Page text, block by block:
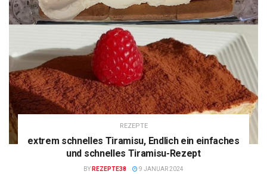
REZEPTE
extrem schnelles Tiramisu, Endlich ein einfaches
und schnelles Tiramisu-Rezept
BY REZEPTE38 9 JANUAR 2024